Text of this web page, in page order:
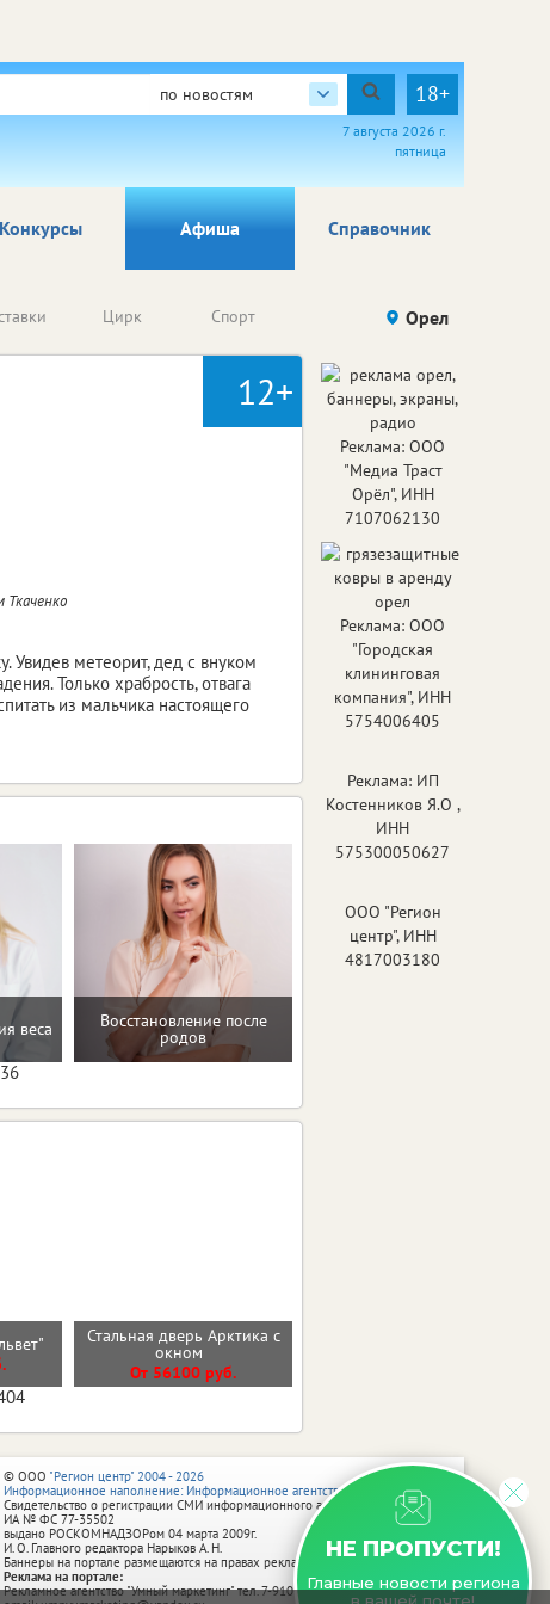
по новостям 18+
7 августа 2026 г.
пятница
Афиша Справочник
Конкурсы
Цирк Спорт конкурсов
Орел
12+
Увидев метеорит, дед с внуком
Только храбрость, отвага
из мальчика настоящего
веса Восстановление после
родов
Стальная дверь Арктика с
окном
От 56100 руб.
Реклама: ООО
"Медиа Траст
Орёл", ИНН
7107062130
Реклама: ООО
"Городская
клининговая
компания", ИНН
5754006405
Реклама: ИП
Костенников Я.О ,
ИНН
575300050627
ООО "Регион
центр", ИНН
4817003180
НЕ ПРОПУСТИ!
Главные новости региона
© ООО "Регион центр" 2004 - 2026
Информационное наполнение: Информационное агентство vRossii.ru
Свидетельство о регистрации СМИ информационного агентства vRossii.ru
ИА № ФС 77‑35502
выдано РОСКОМНАДЗОРом 04 марта 2009г.
И. О. Главного редактора Нарыков А. Н.
Баннеры на портале размещаются на правах рекламы.
Реклама на портале:
Рекламное агентство "Умный маркетинг" тел. 7-910-267-70-40,